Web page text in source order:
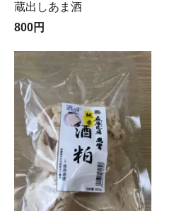
蔵出しあま酒
800円